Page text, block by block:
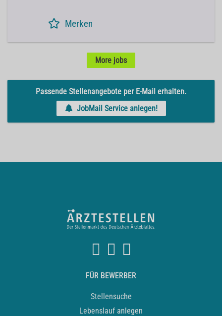
Merken
More jobs
Passende Stellenangebote per E-Mail erhalten.
JobMail Service anlegen!
FÜR BEWERBER
Stellensuche
Lebenslauf anlegen